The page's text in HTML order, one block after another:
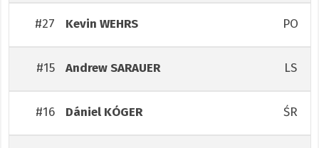
#27 Kevin WEHRS PO
#15 AndrewSARAUER LS
#16 Dániel KÓGER ŚR